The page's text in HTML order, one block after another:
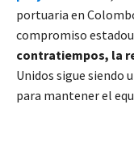
portuaria en
compromiso
contratiempos, la
Unidos sigue siendo
para mantener el